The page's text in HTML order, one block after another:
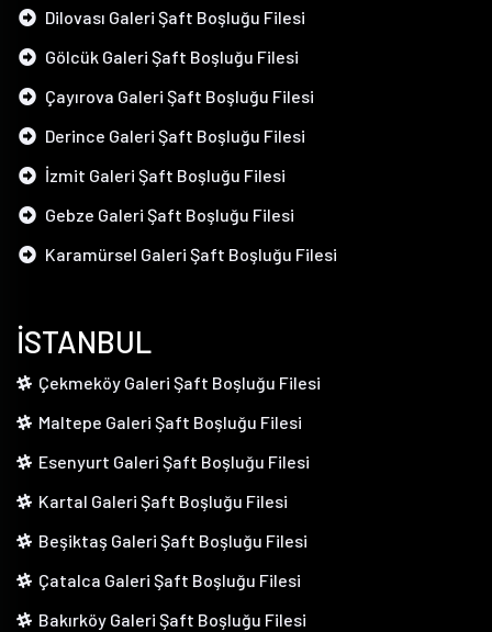
Dilovası Galeri Şaft Boşluğu Filesi
Gölcük Galeri Şaft Boşluğu Filesi
Çayırova Galeri Şaft Boşluğu Filesi
Derince Galeri Şaft Boşluğu Filesi
İzmit Galeri Şaft Boşluğu Filesi
Gebze Galeri Şaft Boşluğu Filesi
Karamürsel Galeri Şaft Boşluğu Filesi
İSTANBUL
Çekmeköy Galeri Şaft Boşluğu Filesi
Maltepe Galeri Şaft Boşluğu Filesi
Esenyurt Galeri Şaft Boşluğu Filesi
Kartal Galeri Şaft Boşluğu Filesi
Beşiktaş Galeri Şaft Boşluğu Filesi
Çatalca Galeri Şaft Boşluğu Filesi
Bakırköy Galeri Şaft Boşluğu Filesi